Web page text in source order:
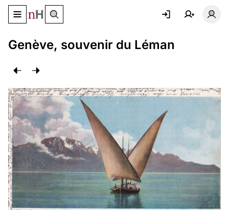
Basculer le menu de navigation
Genève, souvenir du Léman